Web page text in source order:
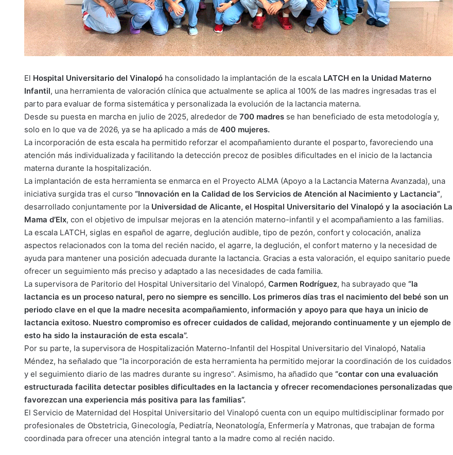
El Hospital Universitario del Vinalopó ha consolidado la implantación de la escala LATCH en la Unidad Materno
Infantil, una herramienta de valoración clínica que actualmente se aplica al 100% de las madres ingresadas tras el
parto para evaluar de forma sistemática y personalizada la evolución de la lactancia materna.
Desde su puesta en marcha en julio de 2025, alrededor de 700 madres se han beneficiado de esta metodología y,
solo en lo que va de 2026, ya se ha aplicado a más de 400 mujeres.
La incorporación de esta escala ha permitido reforzar el acompañamiento durante el posparto, favoreciendo una
atención más individualizada y facilitando la detección precoz de posibles dificultades en el inicio de la lactancia
materna durante la hospitalización.
La implantación de esta herramienta se enmarca en el Proyecto ALMA (Apoyo a la Lactancia Materna Avanzada), una
iniciativa surgida tras el curso “Innovación en la Calidad de los Servicios de Atención al Nacimiento y Lactancia”,
desarrollado conjuntamente por la Universidad de Alicante, el Hospital Universitario del Vinalopó y la asociación La
Mama d’Elx, con el objetivo de impulsar mejoras en la atención materno-infantil y el acompañamiento a las familias.
La escala LATCH, siglas en español de agarre, deglución audible, tipo de pezón, confort y colocación, analiza
aspectos relacionados con la toma del recién nacido, el agarre, la deglución, el confort materno y la necesidad de
ayuda para mantener una posición adecuada durante la lactancia. Gracias a esta valoración, el equipo sanitario puede
ofrecer un seguimiento más preciso y adaptado a las necesidades de cada familia.
La supervisora de Paritorio del Hospital Universitario del Vinalopó, Carmen Rodríguez, ha subrayado que “la
lactancia es un proceso natural, pero no siempre es sencillo. Los primeros días tras el nacimiento del bebé son un
periodo clave en el que la madre necesita acompañamiento, información y apoyo para que haya un inicio de
lactancia exitoso. Nuestro compromiso es ofrecer cuidados de calidad, mejorando continuamente y un ejemplo de
esto ha sido la instauración de esta escala”.
Por su parte, la supervisora de Hospitalización Materno-Infantil del Hospital Universitario del Vinalopó, Natalia
Méndez, ha señalado que “la incorporación de esta herramienta ha permitido mejorar la coordinación de los cuidados
y el seguimiento diario de las madres durante su ingreso”. Asimismo, ha añadido que “contar con una evaluación
estructurada facilita detectar posibles dificultades en la lactancia y ofrecer recomendaciones personalizadas que
favorezcan una experiencia más positiva para las familias”.
El Servicio de Maternidad del Hospital Universitario del Vinalopó cuenta con un equipo multidisciplinar formado por
profesionales de Obstetricia, Ginecología, Pediatría, Neonatología, Enfermería y Matronas, que trabajan de forma
coordinada para ofrecer una atención integral tanto a la madre como al recién nacido.